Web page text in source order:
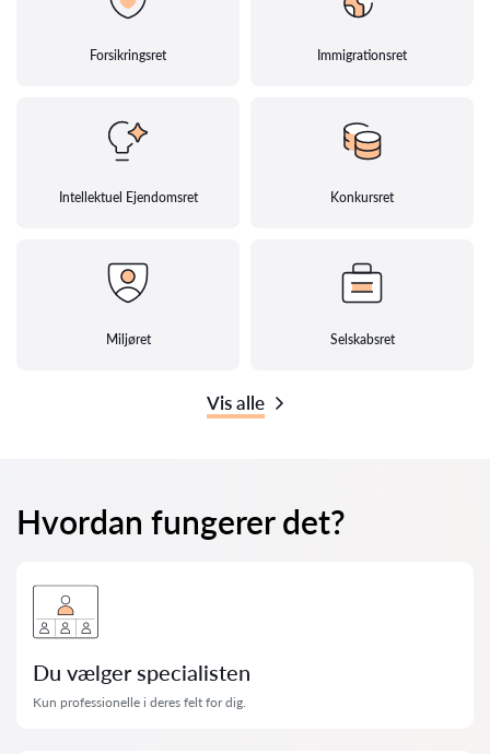
Forsikringsret Immigrationsret
Intellektuel Ejendomsret Konkursret
Miljøret Selskabsret
Vis alle
Hvordan fungerer det?
Du vælger specialisten
Kun professionelle i deres felt for dig.